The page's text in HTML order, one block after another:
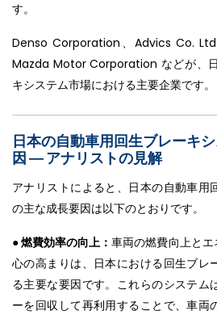
す。
Denso Corporation、Advics Co. Ltd.
Mazda Motor Corporation などが、
キシステム市場における主要企業です。
日本の自動車用回生ブレーキ
因 ― アナリストの見解
アナリストによると、日本の自動車用
の主な成長要因は以下のとおりです。
● 燃費効率の向上：車両の燃費向上と
心の高まりは、日本における回生ブレ
る主要な要因です。これらのシステム
ーを回収して再利用することで、車両